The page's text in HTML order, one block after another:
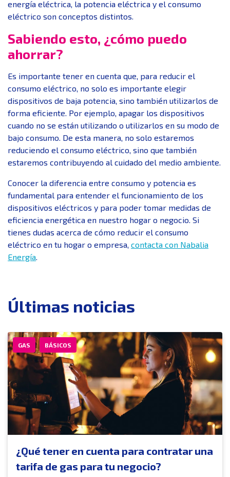
energía eléctrica, la potencia eléctrica y el consumo
eléctrico son conceptos distintos.
Sabiendo esto, ¿cómo puedo
ahorrar?
Es importante tener en cuenta que, para reducir el
consumo eléctrico, no solo es importante elegir
dispositivos de baja potencia, sino también utilizarlos de
forma eficiente. Por ejemplo, apagar los dispositivos
cuando no se están utilizando o utilizarlos en su modo de
bajo consumo. De esta manera, no solo estaremos
reduciendo el consumo eléctrico, sino que también
estaremos contribuyendo al cuidado del medio ambiente.
Conocer la diferencia entre consumo y potencia es
fundamental para entender el funcionamiento de los
dispositivos eléctricos y para poder tomar medidas de
eficiencia energética en nuestro hogar o negocio. Si
tienes dudas acerca de cómo reducir el consumo
eléctrico en tu hogar o empresa, contacta con Nabalia
Energía
Últimas noticias
GAS BÁSICOS
¿Qué tener en cuenta para contratar una
tarifa de gas para tu negocio?